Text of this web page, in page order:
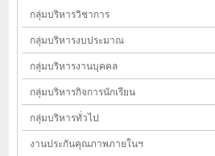
กลุ่มบริหารวิชาการ
กลุ่มบริหารงบประมาณ
กลุ่มบริหารงานบุคคล
กลุ่มบริหารกิจการนักเรียน
กลุ่มบริหารทั่วไป
งานประกันคุณภาพภายในฯ